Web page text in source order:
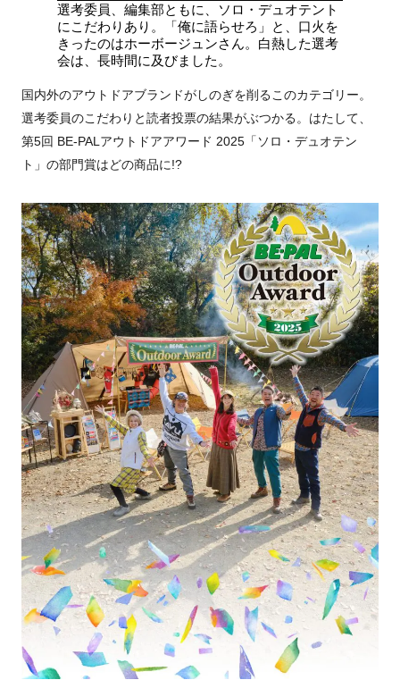
選考委員、編集部ともに、ソロ・デュオテント
にこだわりあり。「俺に語らせろ」と、口火を
きったのはホーボージュンさん。白熱した選考
会は、長時間に及びました。
国内外のアウトドアブランドがしのぎを削るこのカテゴリー。
選考委員のこだわりと読者投票の結果がぶつかる。はたして、
第5回 BE-PALアウトドアアワード 2025「ソロ・デュオテン
ト」の部門賞はどの商品に!?